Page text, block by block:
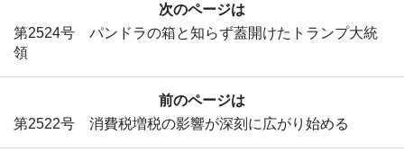
前のページは
第2522号 消費税増税の影響が深刻に広がり始める
次のページは
第2524号 パンドラの箱と知らず蓋開けたトランプ大統
領